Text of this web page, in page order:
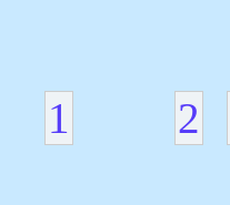
1 2